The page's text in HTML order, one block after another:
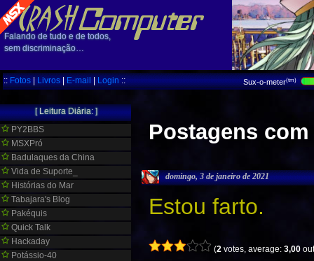
Falando de tudo e de todos,
sem discriminação…
::Fotos|Livros|E-mail|Login:: Sux-o-meter(tm)
Postagens com
domingo, 3 de janeiro de 2021
Estou farto.
(2 votes, average:3,00
[ Leitura Diária: ]
PY2BBS
MSXPró
Badulaques da China
Vida de Suporte_
Histórias do Mar
Tabajara's Blog
Pakéquis
Quick Talk
Hackaday
Potássio-40